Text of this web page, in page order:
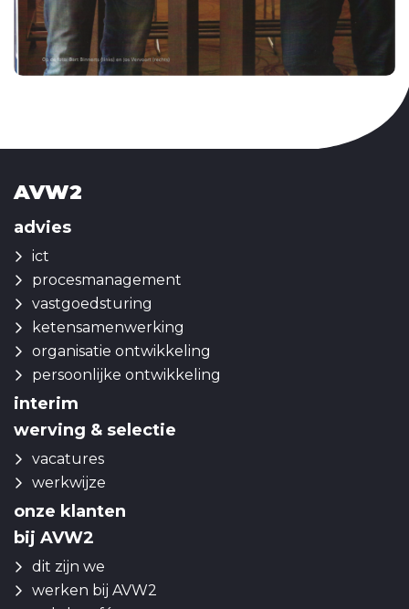
AVW2
advies
ict
procesmanagement
vastgoedsturing
ketensamenwerking
organisatie ontwikkeling
persoonlijke ontwikkeling
interim
werving & selectie
vacatures
werkwijze
onze klanten
bij AVW2
dit zijn we
werken bij AVW2